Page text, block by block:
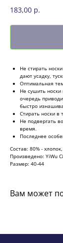
183,00 р.
Не стирать
дают усадку,
Оптимальная
Не сушить носки
очередь
быстро
Стирать носки в
Не подвергать
время.
Последнее
Состав: 80% -
Произведено: YiWu
Размер: 40-44
Вам может